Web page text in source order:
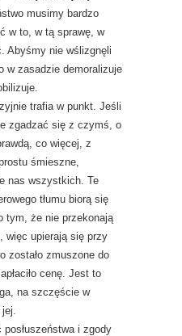
musimy bardzo
w to, w tą sprawę, w
Abyśmy nie wślizgnęli
w zasadzie demoralizuje
trafia w punkt. Jeśli
zgadzać się z czymś, o
co więcej, z
śmieszne,
nas wszystkich. Te
tłumu biorą się
tym, że nie przekonają
więc upierają się przy
zostało zmuszone do
cenę. Jest to
na szczęście w
i zgody